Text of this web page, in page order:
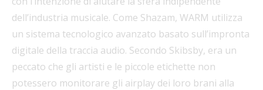
dell’industria musicale. Come Shazam, WARM utilizza
un sistema tecnologico avanzato basato sull’impronta
digitale della traccia audio. Secondo Skibsby, era un
peccato che gli artisti e le piccole etichette non
potessero monitorare gli airplay dei loro brani alla